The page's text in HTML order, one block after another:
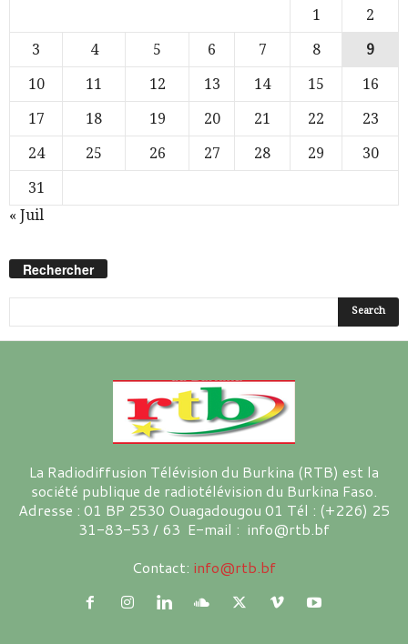
1
2
3
4 5 6 7 8
9
10
11 12 13 14 15
16
17
18 19 20 21 22
23
24
25 26 27 28 29
30
31
« Juil
Rechercher
La Radiodiffusion Télévision du Burkina (RTB) est la
société publique de radiotélévision du Burkina Faso.
Adresse : 01 BP 2530 Ouagadougou 01 Tél : (+226) 25
31-83-53 / 63 E-mail : info@rtb.bf
Contact: info@rtb.bf